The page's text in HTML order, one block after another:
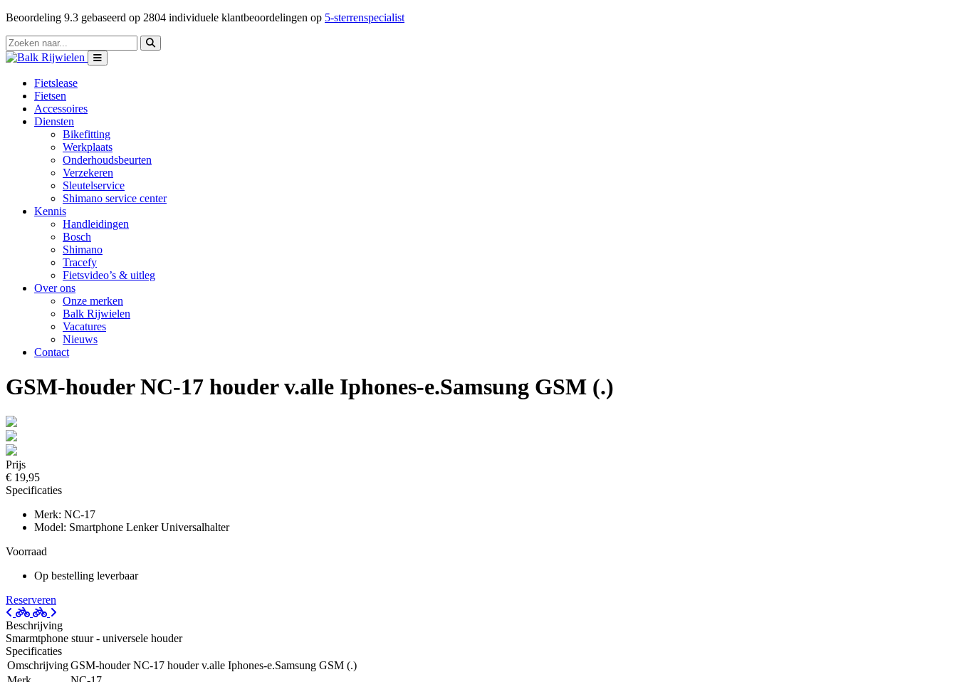
Beoordeling 9.3 gebaseerd op 2804 individuele klantbeoordelingen op 5-sterrenspecialist
Fietslease
Fietsen
Accessoires
Diensten
Bikefitting
Werkplaats
Onderhoudsbeurten
Verzekeren
Sleutelservice
Shimano service center
Kennis
Handleidingen
Bosch
Shimano
Tracefy
Fietsvideo’s & uitleg
Over ons
Onze merken
Balk Rijwielen
Vacatures
Nieuws
Contact
GSM-houder NC-17 houder v.alle Iphones-e.Samsung GSM (.)
Prijs
€ 19,95
Specificaties
Merk: NC-17
Model: Smartphone Lenker Universalhalter
Voorraad
Op bestelling leverbaar
Reserveren
Beschrijving
Smarmtphone stuur - universele houder
Specificaties
OmschrijvingGSM-houder NC-17 houder v.alle Iphones-e.Samsung GSM (.)